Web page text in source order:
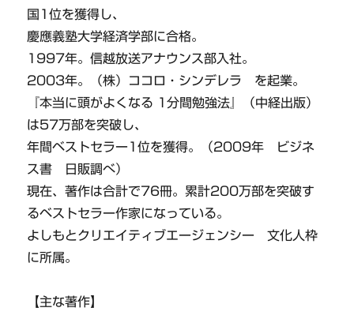
国1位を獲得し、
慶應義塾大学経済学部に合格。
1997年。信越放送アナウンス部入社。
2003年。（株）ココロ・シンデレラ を起業。
『本当に頭がよくなる 1分間勉強法』（中経出版）
は57万部を突破し、
年間ベストセラー1位を獲得。（2009年 ビジネ
ス書 日販調べ）
現在、著作は合計で76冊。累計200万部を突破す
るベストセラー作家になっている。
よしもとクリエイティブエージェンシー 文化人枠
に所属。
【主な著作】